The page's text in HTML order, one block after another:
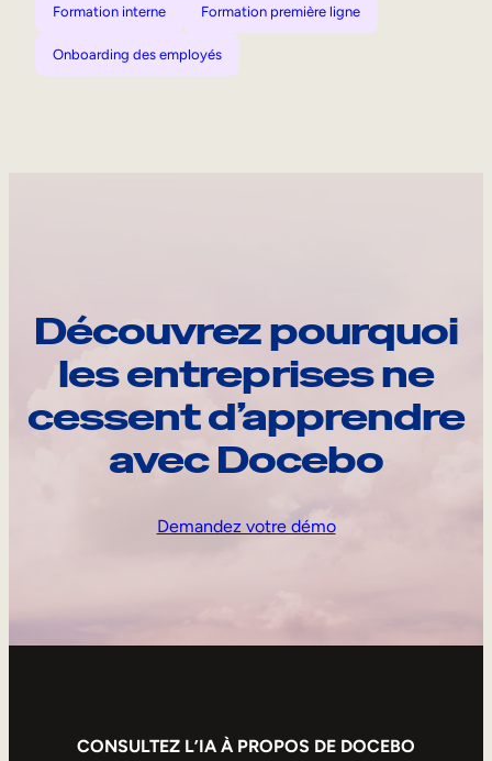
Formation interne Formation première ligne
Onboarding des employés
Découvrez pourquoi
les entreprises ne
cessent d’apprendre
avec Docebo
Demandez votre démo
CONSULTEZ L’IA À PROPOS DE DOCEBO